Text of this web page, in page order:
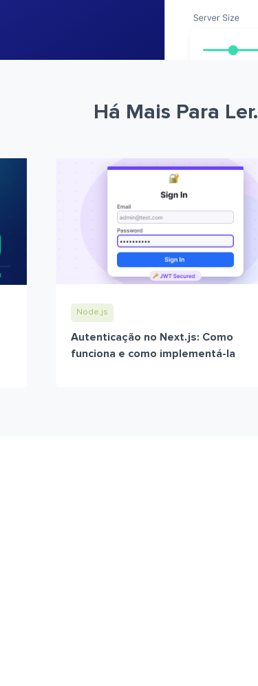
Há Mais Para Ler.
Node.js
Autenticação no Next.js: Como
funciona e como implementá-la